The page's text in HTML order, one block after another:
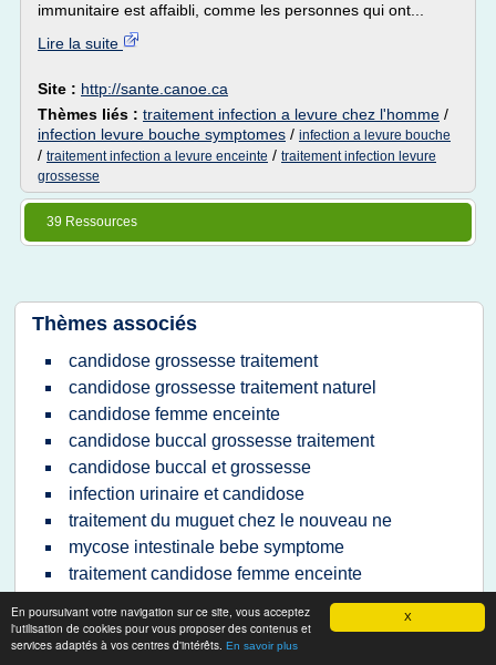
X
En poursuivant votre navigation sur ce site, vous acceptez
l'utilisation de cookies pour vous proposer des contenus et
services adaptés à vos centres d'intérêts. En savoir plus
immunitaire est affaibli, comme les personnes qui ont...
Lire la suite
Site : http://sante.canoe.ca
Thèmes liés : traitement infection a levure chez l'homme /
infection levure bouche symptomes / infection a levure bouche
/ traitement infection a levure enceinte / traitement infection levure
grossesse
39 Ressources
Thèmes associés
candidose grossesse traitement
candidose grossesse traitement naturel
candidose femme enceinte
candidose buccal grossesse traitement
candidose buccal et grossesse
infection urinaire et candidose
traitement du muguet chez le nouveau ne
mycose intestinale bebe symptome
traitement candidose femme enceinte
candida glabrata traitement grossesse
infection candidose traitement
candidose traitement femme